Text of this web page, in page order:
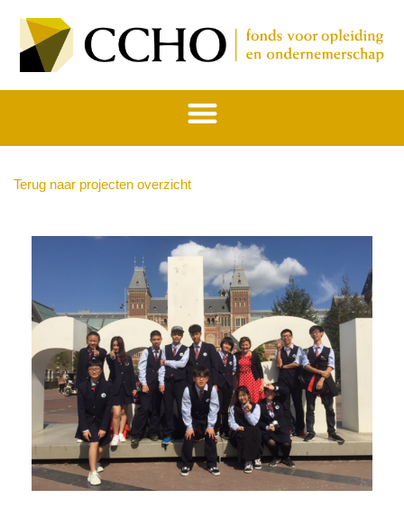
Terug naar projecten overzicht